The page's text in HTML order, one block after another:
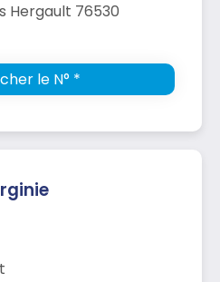
Hergault 76530
le N° *